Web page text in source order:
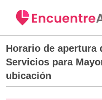
Horario de apertura
Servicios para
ubicación